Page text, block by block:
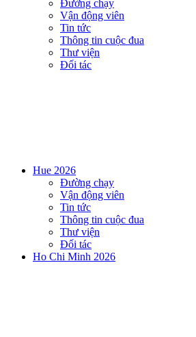
Đường chạy
Vận động viên
Tin tức
Thông tin cuộc đua
Thư viện
Đối tác
Hue 2026
Đường chạy
Vận động viên
Tin tức
Thông tin cuộc đua
Thư viện
Đối tác
Ho Chi Minh 2026